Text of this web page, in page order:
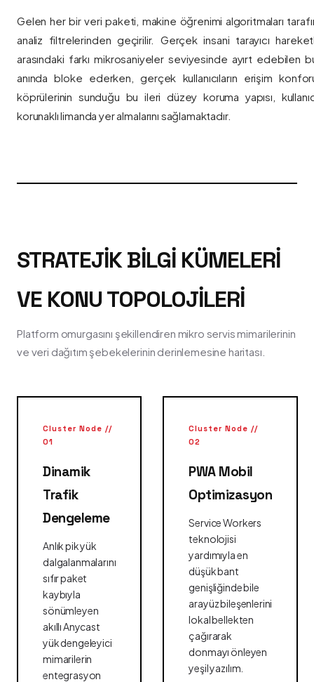
Gelen her bir veri paketi, makine öğrenimi algoritmaları
analiz filtrelerinden geçirilir. Gerçek insani tarayıcı
arasındaki farkı mikrosaniyeler seviyesinde ayırt edebilen
anında bloke ederken, gerçek kullanıcıların erişim
köprülerinin sunduğu bu ileri düzey koruma yapısı,
korunaklı limanda yer almalarını sağlamaktadır.
STRATEJIK BILGI KÜMELERI
VE KONU TOPOLOJILERI
Platform omurgasını şekillendiren mikro servis mimarilerinin
ve veri dağıtım şebekelerinin derinlemesine haritası.
Cluster Node //
01
Dinamik
Trafik
Dengeleme
Anlık pik yük
dalgalanmalarını
sıfır paket
kaybıyla
sönümleyen
akıllı Anycast
yük dengeleyici
mimarilerin
entegrasyon
Cluster Node //
02
PWA Mobil
Optimizasyon
Service Workers
teknolojisi
yardımıyla en
düşük bant
genişliğinde bile
arayüz bileşenlerini
lokal bellekten
çağırarak
donmayı önleyen
yeşil yazılım.